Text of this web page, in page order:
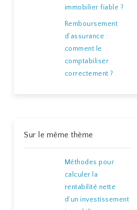
immobilier fiable ?
Remboursement
d’assurance :
comment le
comptabiliser
correctement ?
Sur le même thème
Méthodes pour
calculer la
rentabilité nette
d’un investissement